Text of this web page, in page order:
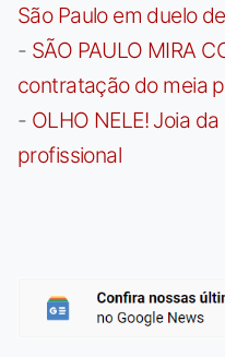
São Paulo em duelo
- SÃO PAULO MIRA
contratação do meia
- OLHO NELE! Joia
profissional